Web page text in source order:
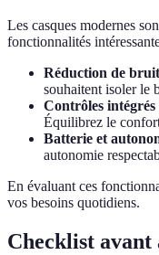
Les casques modernes
fonctionnalités
Réduction de bruit
souhaitent isoler le
Contrôles intégrés
Équilibrez le
Batterie et
autonomie
En évaluant ces
vos besoins quotidiens.
Checklist avant